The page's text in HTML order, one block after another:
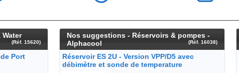
(Réf. 15620)
Port
Nos suggestions - Réservoirs & pompes -
Alphacool
(Réf. 16038)
Réservoir ES 2U - Version VPP/D5 avec
débimètre et sonde de temperature